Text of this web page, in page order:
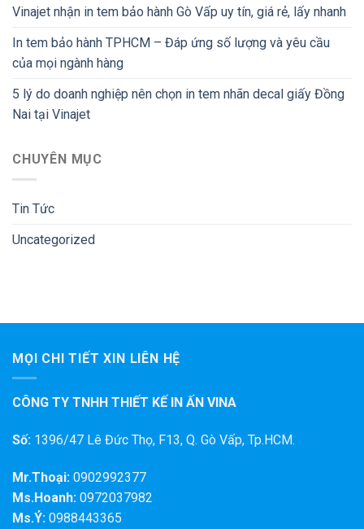
Vinajet nhận in tem bảo hành Gò Vấp uy tín, giá rẻ, lấy nhanh
In tem bảo hành TPHCM – Đáp ứng số lượng và yêu cầu
của mọi ngành hàng
5 lý do doanh nghiệp nên chọn in tem nhãn decal giấy Đồng
Nai tại Vinajet
CHUYÊN MỤC
Tin Tức
Uncategorized
MỌI CHI TIẾT XIN LIÊN HỆ
CÔNG TY TNHH THIẾT KẾ IN ẤN VINA
Số: 1396/47 Lê Đức Thọ, F13, Q. Gò Vấp, Tp.HCM.
Mr.Thoại: 0902992377
Ms.Hoanh: 0972037982
Ms.Ý: 0988443365